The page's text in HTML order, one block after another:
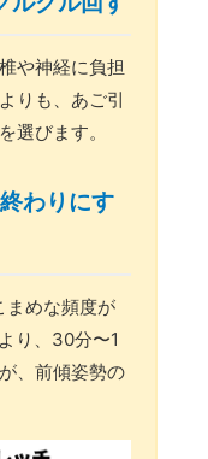
や神経に負担
りも、あご引
選びます。
わりにす
まめな頻度が
り、30分〜1
、前傾姿勢の